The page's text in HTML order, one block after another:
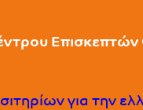
για την